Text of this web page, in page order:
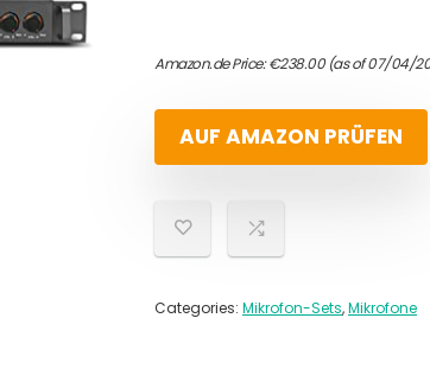
Amazon.de Price:€238.00(as of 07/04/
AUF AMAZON PRÜFEN
Categories: Mikrofon-Sets,Mikrofone